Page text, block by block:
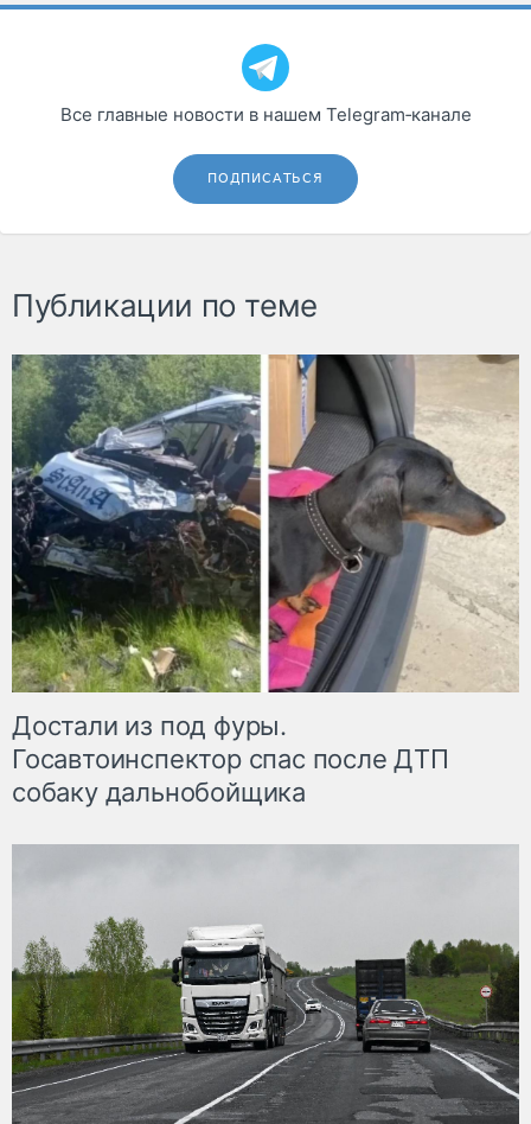
Все главные новости в нашем Telegram‑канале
ПОДПИСАТЬСЯ
Публикации по теме
Достали из под фуры.
Госавтоинспектор спас после ДТП
собаку дальнобойщика